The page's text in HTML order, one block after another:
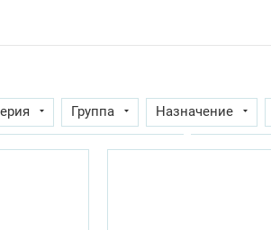
Группа Назначение
напряжение, min, В Диапазон